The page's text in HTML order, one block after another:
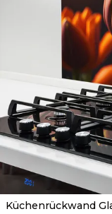
Küchenrückwand